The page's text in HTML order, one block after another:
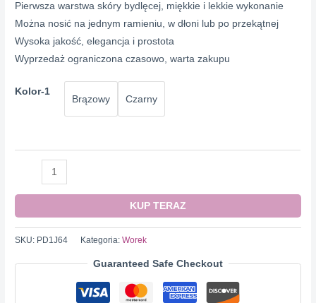
Pierwsza warstwa skóry bydlęcej, miękkie i lekkie wykonanie
Można nosić na jednym ramieniu, w dłoni lub po przekątnej
Wysoka jakość, elegancja i prostota
Wyprzedaż ograniczona czasowo, warta zakupu
Kolor-1
Brązowy Czarny
BURBERY
damska
w
KUP TERAZ
SKU: PD1J64 Kategoria:Worek
Guaranteed Safe Checkout